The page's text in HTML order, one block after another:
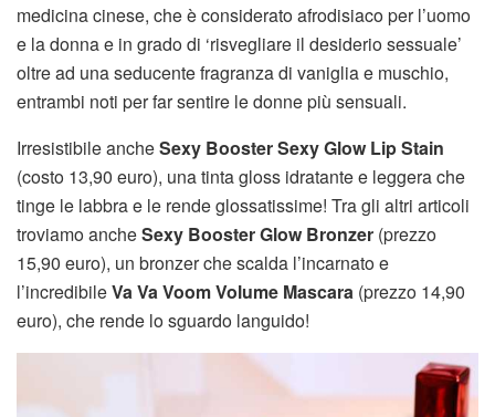
medicina cinese, che è considerato afrodisiaco per l’uomo
e la donna e in grado di ‘risvegliare il desiderio sessuale’
oltre ad una seducente fragranza di vaniglia e muschio,
entrambi noti per far sentire le donne più sensuali.
Irresistibile ancheSexy Booster Sexy Glow Lip Stain
(costo 13,90 euro), una tinta gloss idratante e leggera che
tinge le labbra e le rende glossatissime! Tra gli altri articoli
troviamo ancheSexy Booster Glow Bronzer (prezzo
15,90 euro), un bronzer che scalda l’incarnato e
l’incredibileVa Va Voom Volume Mascara (prezzo 14,90
euro), che rende lo sguardo languido!